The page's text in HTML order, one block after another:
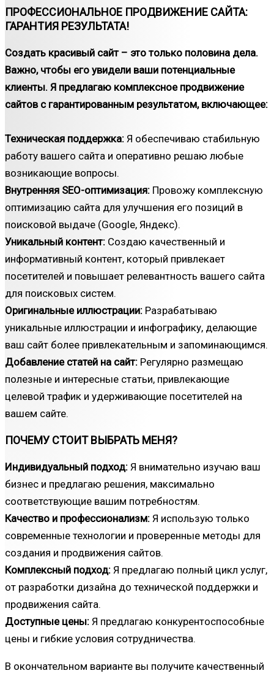
ПРОФЕССИОНАЛЬНОЕ ПРОДВИЖЕНИЕ САЙТА:
ГАРАНТИЯ РЕЗУЛЬТАТА!
Создать красивый сайт – это только половина дела.
Важно, чтобы его увидели ваши потенциальные
клиенты. Я предлагаю комплексное продвижение
сайтов с гарантированным результатом, включающее:
Техническая поддержка: Я обеспечиваю стабильную
работу вашего сайта и оперативно решаю любые
возникающие вопросы.
Внутренняя SEO-оптимизация: Провожу комплексную
оптимизацию сайта для улучшения его позиций в
поисковой выдаче (Google, Яндекс).
Уникальный контент: Создаю качественный и
информативный контент, который привлекает
посетителей и повышает релевантность вашего сайта
для поисковых систем.
Оригинальные иллюстрации: Разрабатываю
уникальные иллюстрации и инфографику, делающие
ваш сайт более привлекательным и запоминающимся.
Добавление статей на сайт: Регулярно размещаю
полезные и интересные статьи, привлекающие
целевой трафик и удерживающие посетителей на
вашем сайте.
ПОЧЕМУ СТОИТ ВЫБРАТЬ МЕНЯ?
Индивидуальный подход: Я внимательно изучаю ваш
бизнес и предлагаю решения, максимально
соответствующие вашим потребностям.
Качество и профессионализм: Я использую только
современные технологии и проверенные методы для
создания и продвижения сайтов.
Комплексный подход: Я предлагаю полный цикл услуг,
от разработки дизайна до технической поддержки и
продвижения сайта.
Доступные цены: Я предлагаю конкурентоспособные
цены и гибкие условия сотрудничества.
В окончательном варианте вы получите качественный